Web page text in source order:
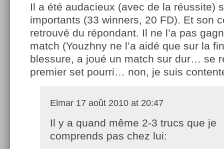
Il a été audacieux (avec de la réussite)
importants (33 winners, 20 FD). Et son
retrouvé du répondant. Il ne l’a pas
match (Youzhny ne l’a aidé que sur la
blessure, a joué un match sur dur… se
premier set pourri… non, je suis
Elmar 17 août 2010 at 20:47
Il y a quand même 2-3 trucs que je
comprends pas chez lui: